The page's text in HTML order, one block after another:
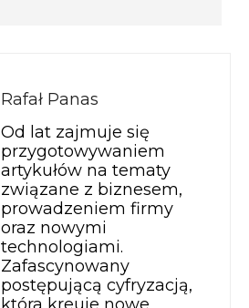
Rafał Panas
Od lat zajmuje się
przygotowywaniem
artykułów na tematy
związane z biznesem,
prowadzeniem firmy
oraz nowymi
technologiami.
Zafascynowany
postępującą cyfryzacją,